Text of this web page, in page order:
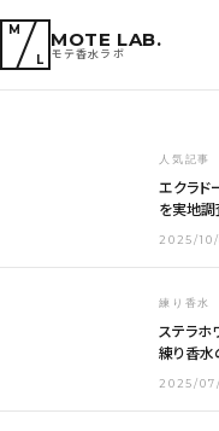
M
L
MOTE LAB.
モテ香水ラボ
【2025年最新】マギ
ミ・3種類の香り・使
2025/10/26
人気記事
エクラド
を実地
2025/10/
練り香水
ステラホ
練り香
2025/07/